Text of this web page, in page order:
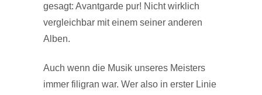
gesagt: Avantgarde pur! Nicht wirklich
vergleichbar mit einem seiner anderen
Alben.
Auch wenn die Musik unseres Meisters
immer filigran war. Wer also in erster Linie